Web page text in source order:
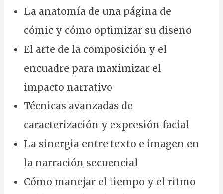
La anatomía de una página de
cómic y cómo optimizar su diseño
El arte de la composición y el
encuadre para maximizar el
impacto narrativo
Técnicas avanzadas de
caracterización y expresión facial
La sinergia entre texto e imagen en
la narración secuencial
Cómo manejar el tiempo y el ritmo